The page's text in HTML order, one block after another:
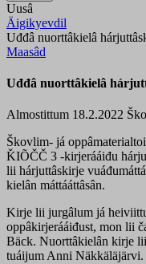
Uusâ
Äigikyevdil
Uđđâ nuorttâkielâ
Maasâd
Uđđâ nuorttâkielâ
Almostittum 18.2.2022
Škovlim- já
ǨIÕČČ 3 -kirjerááiđu
lii hárjuttâskirje
kielân máttááttâsân.
Kirje lii jurgâlum já
oppâkirjerááiđust, mon lii
Bäck. Nuorttâkielân kirje
tuáijum Anni Näkkäläjärvi.